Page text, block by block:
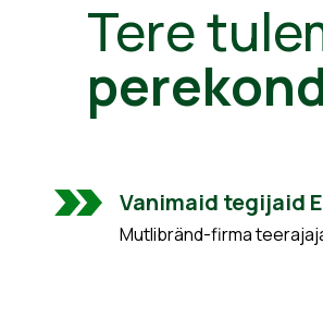
Tere
Vanimaid tegijaid
Mutlibränd-firma